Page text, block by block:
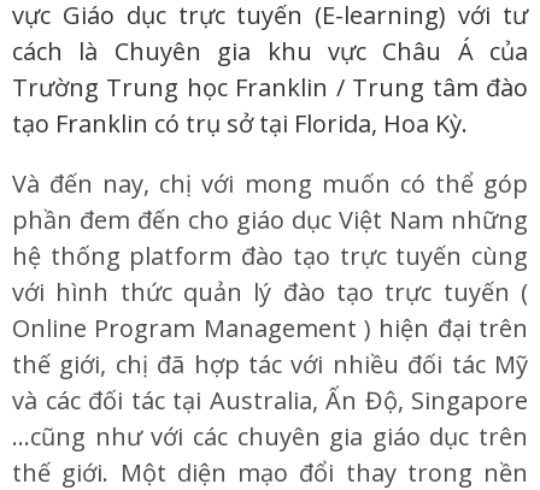
vực Giáo dục trực tuyến (E-learning) với tư
cách là Chuyên gia khu vực Châu Á của
Trường Trung học Franklin / Trung tâm đào
tạo Franklin có trụ sở tại Florida, Hoa Kỳ.
Và đến nay, chị với mong muốn có thể góp
phần đem đến cho giáo dục Việt Nam những
hệ thống platform đào tạo trực tuyến cùng
với hình thức quản lý đào tạo trực tuyến (
Online Program Management ) hiện đại trên
thế giới, chị đã hợp tác với nhiều đối tác Mỹ
và các đối tác tại Australia, Ấn Độ, Singapore
…cũng như với các chuyên gia giáo dục trên
thế giới. Một diện mạo đổi thay trong nền